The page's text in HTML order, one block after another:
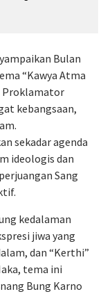
Bulan
“Kawya Atma
Proklamator
kebangsaan,
sekadar agenda
ideologis dan
Sang
kedalaman
jiwa yang
dan “Kerthi”
tema ini
Bung Karno